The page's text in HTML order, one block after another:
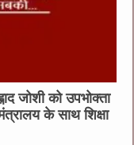
जोशी को उपभोक्ता
के साथ शिक्षा